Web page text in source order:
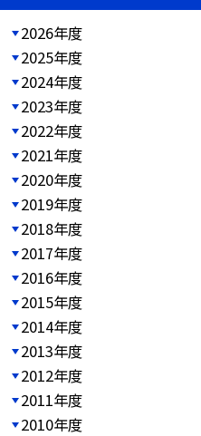
2026年度
2025年度
2024年度
2023年度
2022年度
2021年度
2020年度
2019年度
2018年度
2017年度
2016年度
2015年度
2014年度
2013年度
2012年度
2011年度
2010年度